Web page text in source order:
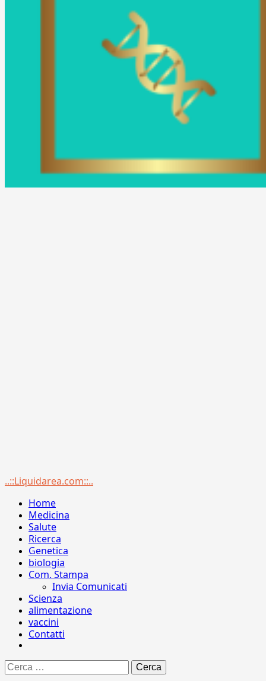
Menu
..::Liquidarea.com::..
Home
Medicina
Salute
Ricerca
Genetica
biologia
Com. Stampa
Invia Comunicati
Scienza
alimentazione
vaccini
Contatti
Ricerca
per: